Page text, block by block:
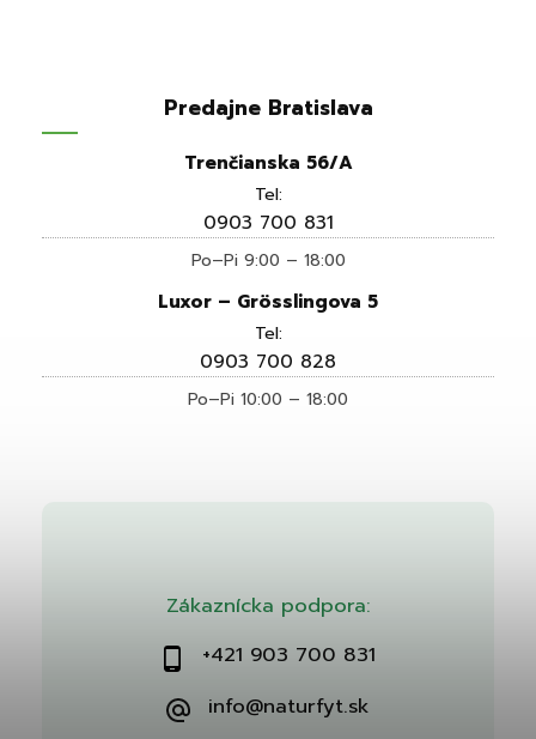
Zákaznícka podpora:
+421 903 700 831
info@naturfyt.sk
Predajne Bratislava
Trenčianska 56/A
Tel:
0903 700 831
Po–Pi 9:00 – 18:00
Luxor – Grösslingova 5
Tel:
0903 700 828
Po–Pi 10:00 – 18:00